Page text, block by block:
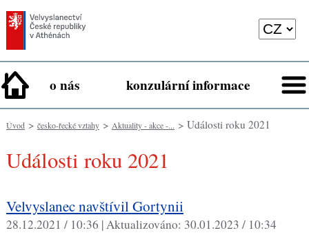
o nás konzulární informace
Úvod> česko-řecké vztahy> Aktuality - akce -... > Události roku 2021
Události roku 2021
Velvyslanec navštívil Gortynii
28.12.2021 / 10:36 |Aktualizováno: 30.01.2023 / 10:34